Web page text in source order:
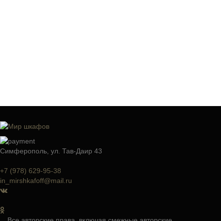
Симферополь, ул. Тав-Даир 43
+7 (978) 629-95-38
in_mirshkafoff@mail.ru